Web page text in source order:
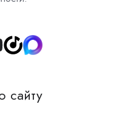
сайту